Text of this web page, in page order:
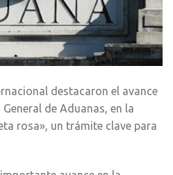
destacaron el avance
de Aduanas, en la
rosa», un trámite clave para